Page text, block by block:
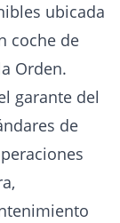
ubicada
coche de
Orden.
garante del
de